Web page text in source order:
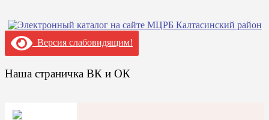
Версия слабовидящим!
Наша страничка ВК и ОК